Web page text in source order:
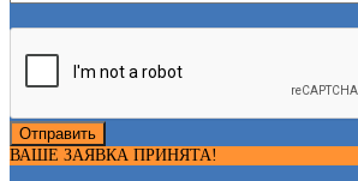
Отправить
ВАШЕ ЗАЯВКА ПРИНЯТА!